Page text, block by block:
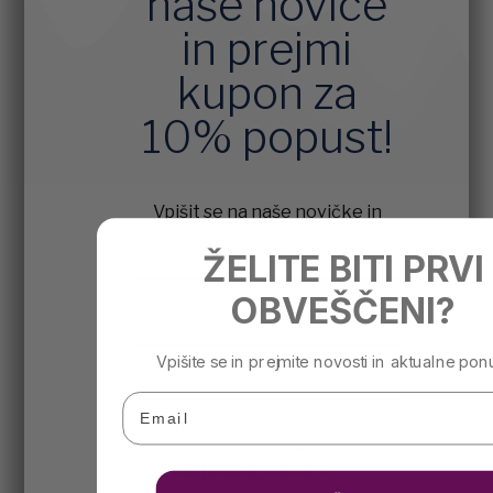
in prejmi
kupon za
10% popust!
Vpišit se na naše novičke in
Email
agreement
Strinjam se z obdelavo
podatkov za namene
pošiljanja e-novic »
ŽELITE BITI PRVI
OBVEŠČENI?
Vpišite se in prejmite novosti in aktualne
Email